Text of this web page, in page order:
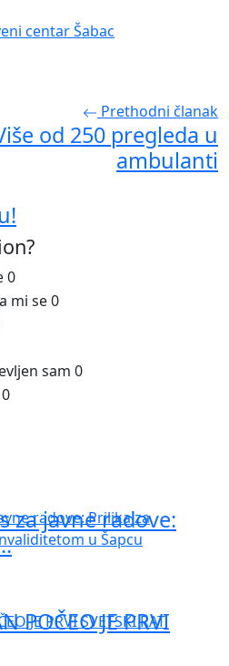
centar Šabac
Prethodni članak
od 250 pregleda u
ambulanti
0
mi se0
sam 0
0
za javne radove:
POČEO JE PRVI